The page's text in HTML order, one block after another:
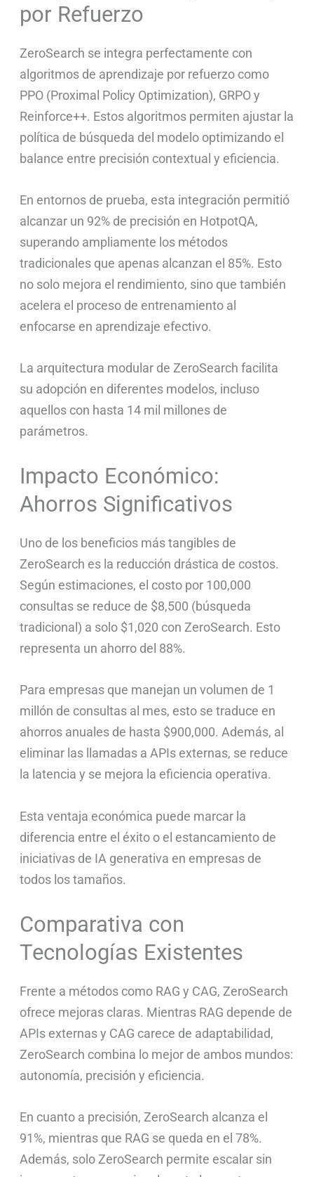
por Refuerzo
ZeroSearch se integra perfectamente con
algoritmos de aprendizaje por refuerzo como
PPO (Proximal Policy Optimization), GRPO y
Reinforce++. Estos algoritmos permiten ajustar la
política de búsqueda del modelo optimizando el
balance entre precisión contextual y eficiencia.
En entornos de prueba, esta integración permitió
alcanzar un 92% de precisión en HotpotQA,
superando ampliamente los métodos
tradicionales que apenas alcanzan el 85%. Esto
no solo mejora el rendimiento, sino que también
acelera el proceso de entrenamiento al
enfocarse en aprendizaje efectivo.
La arquitectura modular de ZeroSearch facilita
su adopción en diferentes modelos, incluso
aquellos con hasta 14 mil millones de
parámetros.
Impacto Económico:
Ahorros Significativos
Uno de los beneficios más tangibles de
ZeroSearch es la reducción drástica de costos.
Según estimaciones, el costo por 100,000
consultas se reduce de $8,500 (búsqueda
tradicional) a solo $1,020 con ZeroSearch. Esto
representa un ahorro del 88%.
Para empresas que manejan un volumen de 1
millón de consultas al mes, esto se traduce en
ahorros anuales de hasta $900,000. Además, al
eliminar las llamadas a APIs externas, se reduce
la latencia y se mejora la eficiencia operativa.
Esta ventaja económica puede marcar la
diferencia entre el éxito o el estancamiento de
iniciativas de IA generativa en empresas de
todos los tamaños.
Comparativa con
Tecnologías Existentes
Frente a métodos como RAG y CAG, ZeroSearch
ofrece mejoras claras. Mientras RAG depende de
APIs externas y CAG carece de adaptabilidad,
ZeroSearch combina lo mejor de ambos mundos:
autonomía, precisión y eficiencia.
En cuanto a precisión, ZeroSearch alcanza el
91%, mientras que RAG se queda en el 78%.
Además, solo ZeroSearch permite escalar sin